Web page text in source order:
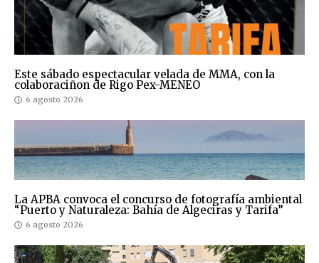
Este sábado espectacular velada de MMA, con la
colaboraciñon de Rigo Pex-MENEO
6 agosto 2026
La APBA convoca el concurso de fotografía ambiental
“Puerto y Naturaleza: Bahía de Algeciras y Tarifa”
6 agosto 2026